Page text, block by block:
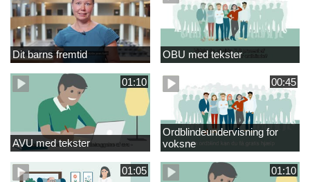
Dit barns fremtid OBU med tekster
01:10
AVU med tekster
00:45
Ordblindeundervisning for
voksne
01:05 01:10